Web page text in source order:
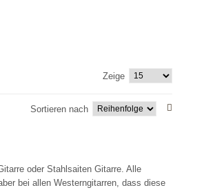
Zeige
Sortieren nach
oder Stahlsaiten Gitarre. Alle
bei allen Westerngitarren, dass diese